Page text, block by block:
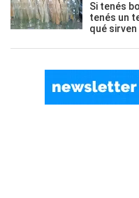
Si tenés
tenés un
qué sirven